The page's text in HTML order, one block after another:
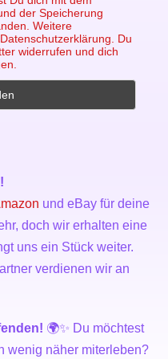
der Speicherung
Weitere
Du
widerrufen und dich
und eBay für deine
doch wir erhalten eine
uns ein Stück weiter.
verdienen wir an
🌍✨ Du möchtest
wenig näher miterleben?